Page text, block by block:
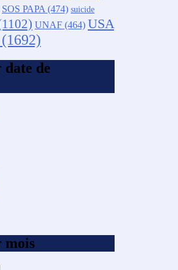
SOS PAPA (474) suicide
UNAF (464) USA
(1692)
date de
mois